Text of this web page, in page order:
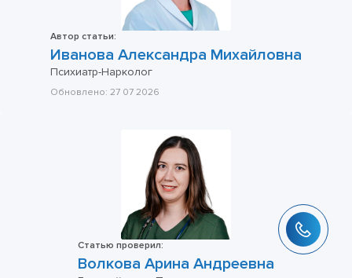
Автор статьи:
Иванова Александра Михайловна
Психиатр-Нарколог
Обновлено: 27 07 2026
Статью проверил:
Волкова Арина Андреевна